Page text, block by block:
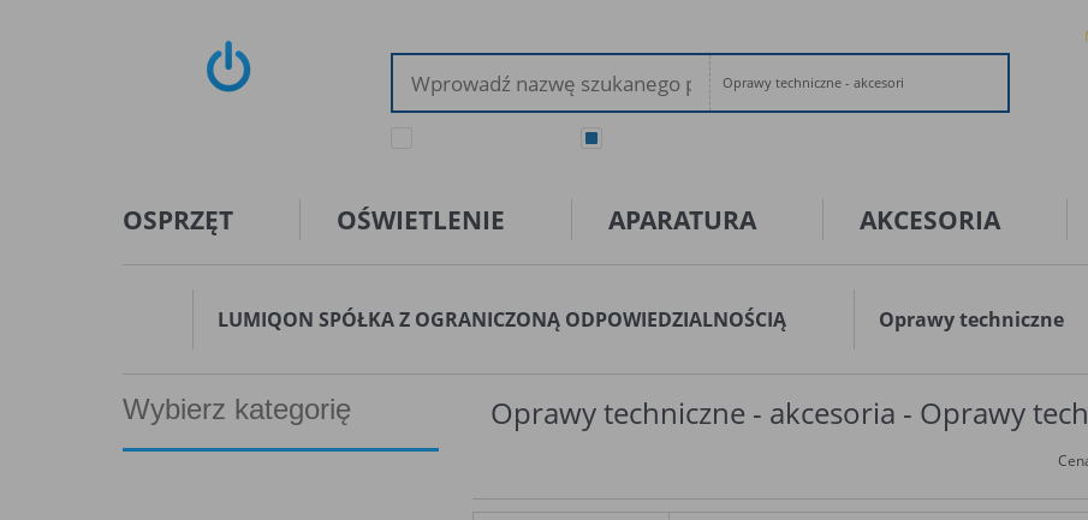
Oprawy techniczne - akcesoria
OSPRZĘT OŚWIETLENIE APARATURA AKCESORIA
LUMIQON SPÓŁKA Z OGRANICZONĄ ODPOWIEDZIALNOŚCIĄ Oprawy techniczne
Wybierz kategorię Oprawy techniczne - akcesoria - Oprawy